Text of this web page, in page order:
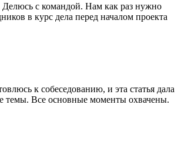
Делюсь с командой. Нам как раз нужно
в курс дела перед началом проекта
к собеседованию, и эта статья дала
темы. Все основные моменты охвачены.